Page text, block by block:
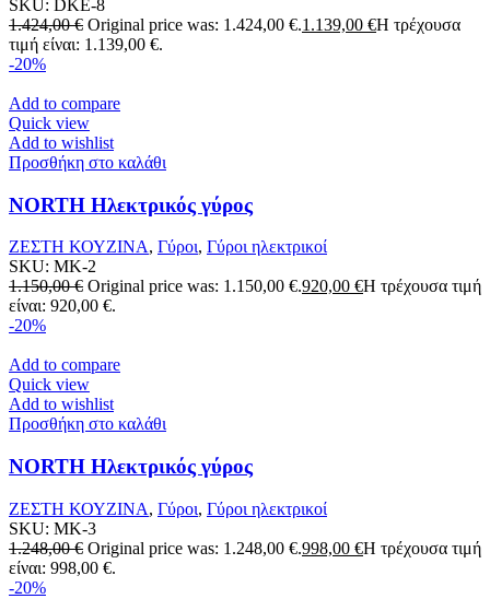
SKU: DKE-8
1.424,00€ Original price was: 1.424,00 €.1.139,00 €Η τρέχουσα
τιμή είναι: 1.139,00 €.
-20%
Add to compare
Quick view
Add to wishlist
Προσθήκη στο καλάθι
NORTH Ηλεκτρικός γύρος
ΖΕΣΤΗ ΚΟΥΖΙΝΑ, Γύροι, Γύροι ηλεκτρικοί
SKU: MK-2
1.150,00€ Original price was: 1.150,00 €.920,00 €Η τρέχουσα τιμή
είναι: 920,00 €.
-20%
Add to compare
Quick view
Add to wishlist
Προσθήκη στο καλάθι
NORTH Ηλεκτρικός γύρος
ΖΕΣΤΗ ΚΟΥΖΙΝΑ, Γύροι, Γύροι ηλεκτρικοί
SKU: MK-3
1.248,00€ Original price was: 1.248,00 €.998,00 €Η τρέχουσα τιμή
είναι: 998,00 €.
-20%